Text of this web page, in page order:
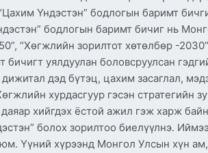
Үндэстэн” бодлогын баримт
бодлогын баримт бичиг нь
“Хөгжлийн зорилтот хөтөлбөр -
бичигт уялдуулан боловсруулсан
дэд бүтэц, цахим засаглал,
хурдасгуур гэсэн стратегийн
хийгдэх ёстой ажил гэж харж
болох зорилтоо биелүүлнэ.
Үүний хүрээнд Монгол Улсын хүн ам,